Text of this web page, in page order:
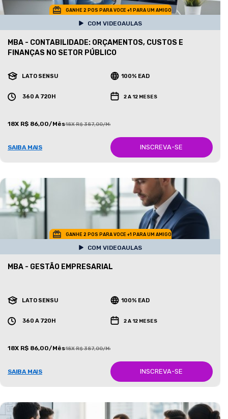
GANHE 2 POS PARA VOCE +1 PARA UM AMIGO
COM VIDEOAULAS
MBA - CONTABILIDADE: ORÇAMENTOS, CUSTOS E
FINANÇAS NO SETOR PÚBLICO
LATO SENSU 100% EAD
360 A 720H 2 A 12 MESES
18X R$ 86,00/Mês18X R$ 387,00/Mês
SAIBA MAIS INSCREVA-SE
GANHE 2 POS PARA VOCE +1 PARA UM AMIGO
COM VIDEOAULAS
MBA - GESTÃO EMPRESARIAL
LATO SENSU 100% EAD
360 A 720H 2 A 12 MESES
18X R$ 86,00/Mês18X R$ 387,00/Mês
SAIBA MAIS INSCREVA-SE